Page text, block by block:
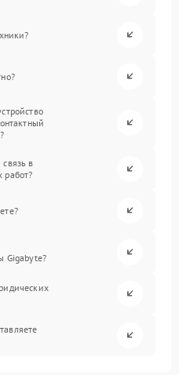
в
работ?
Gigabyte?